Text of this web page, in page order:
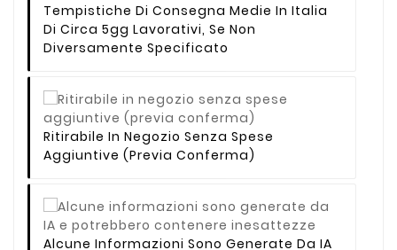
Tempistiche Di Consegna Medie In Italia
Di Circa 5gg Lavorativi, Se Non
Diversamente Specificato
Ritirabile In Negozio Senza Spese
Aggiuntive (previa Conferma)
Alcune Informazioni Sono Generate Da IA